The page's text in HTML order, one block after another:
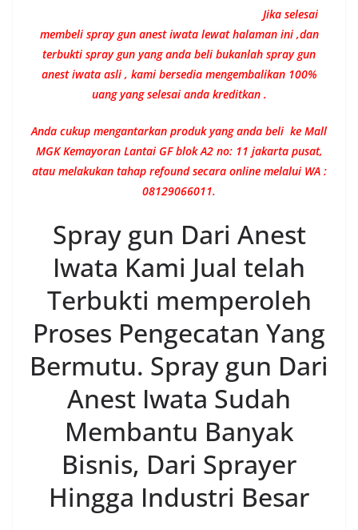
Jika selesai
membeli spray gun anest iwata lewat halaman ini ,dan
terbukti spray gun yang anda beli bukanlah spray gun
anest iwata asli , kami bersedia mengembalikan 100%
uang yang selesai anda kreditkan .
Anda cukup mengantarkan produk yang anda beli ke Mall
MGK Kemayoran Lantai GF blok A2 no: 11 jakarta pusat,
atau melakukan tahap refound secara online melalui WA :
08129066011.
Spray gun Dari Anest
Iwata Kami Jual telah
Terbukti memperoleh
Proses Pengecatan Yang
Bermutu. Spray gun Dari
Anest Iwata Sudah
Membantu Banyak
Bisnis, Dari Sprayer
Hingga Industri Besar